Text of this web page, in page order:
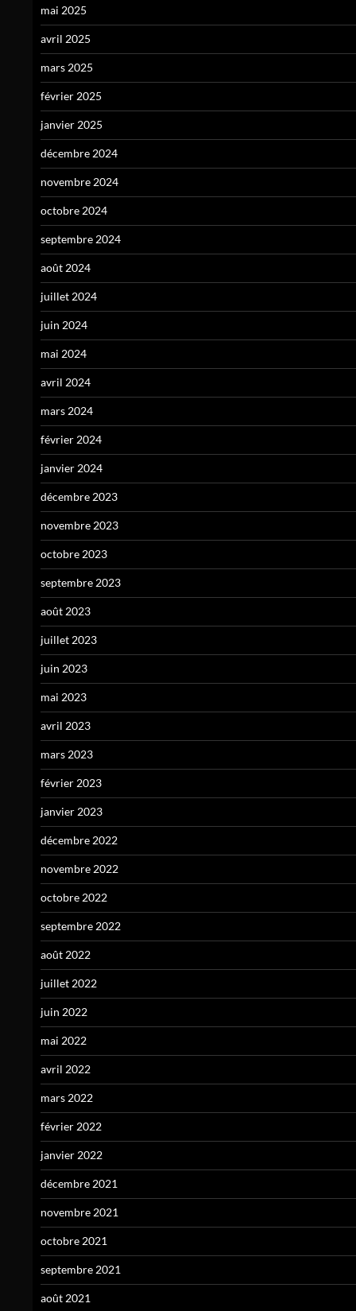
mai 2025
avril 2025
mars 2025
février 2025
janvier 2025
décembre 2024
novembre 2024
octobre 2024
septembre 2024
août 2024
juillet 2024
juin 2024
mai 2024
avril 2024
mars 2024
février 2024
janvier 2024
décembre 2023
novembre 2023
octobre 2023
septembre 2023
août 2023
juillet 2023
juin 2023
mai 2023
avril 2023
mars 2023
février 2023
janvier 2023
décembre 2022
novembre 2022
octobre 2022
septembre 2022
août 2022
juillet 2022
juin 2022
mai 2022
avril 2022
mars 2022
février 2022
janvier 2022
décembre 2021
novembre 2021
octobre 2021
septembre 2021
août 2021